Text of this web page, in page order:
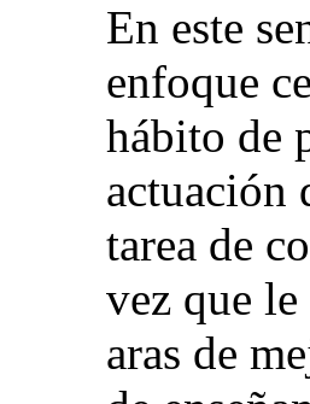
En este
enfoque
hábito de
actuación
tarea de
vez que
aras de